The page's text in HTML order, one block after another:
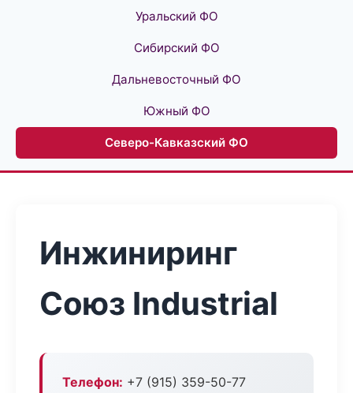
Уральский ФО
Сибирский ФО
Дальневосточный ФО
Южный ФО
Северо-Кавказский ФО
Инжиниринг
Союз Industrial
Телефон: +7 (915) 359-50-77